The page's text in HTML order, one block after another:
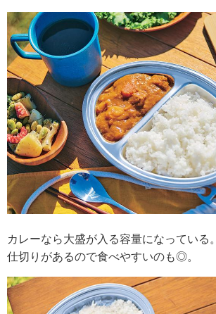
カレーなら大盛が入る容量になっている。
仕切りがあるので食べやすいのも◎。